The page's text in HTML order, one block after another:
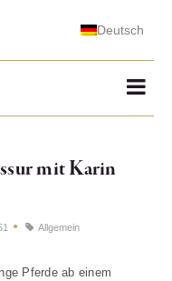
Deutsch
mit Karin
Allgemein
Pferde ab einem